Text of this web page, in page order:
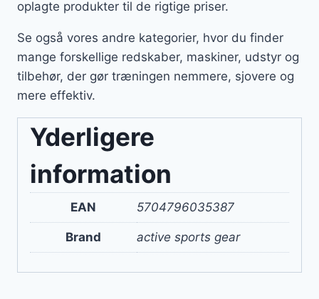
oplagte produkter til de rigtige priser.
Se også vores andre kategorier, hvor du finder
mange forskellige redskaber, maskiner, udstyr og
tilbehør, der gør træningen nemmere, sjovere og
mere effektiv.
Yderligere
information
EAN 5704796035387
Brand active sports gear